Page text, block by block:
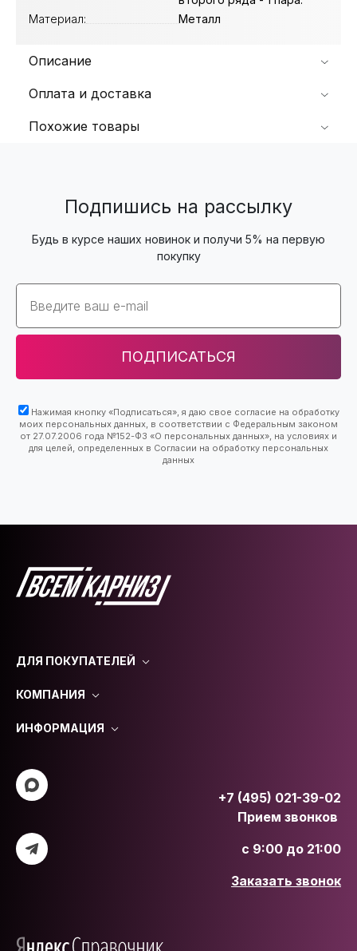
Материал:
Металл
Описание
Оплата и доставка
Похожие товары
Подпишись на рассылку
Будь в курсе наших новинок и получи 5% на первую
покупку
Email
ПОДПИСАТЬСЯ
Нажимая кнопку «Подписаться», я даю свое согласие на обработку
моих персональных данных, в соответствии с Федеральным законом
от 27.07.2006 года №152-ФЗ «О персональных данных», на условиях и
для целей, определенных в Согласии на обработку персональных
данных
ДЛЯ ПОКУПАТЕЛЕЙ
КОМПАНИЯ
ИНФОРМАЦИЯ
+7 (495) 021-39-02
Прием звонков
с 9:00 до 21:00
Заказать звонок